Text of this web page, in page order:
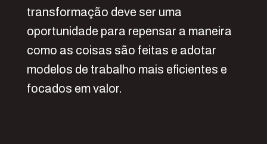
transformação deve ser uma
oportunidade para repensar a maneira
como as coisas são feitas e adotar
modelos de trabalho mais eficientes e
focados em valor.